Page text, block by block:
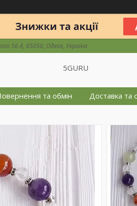
56 А, 65050, Одеса, Україна
5GURU
та обмін Доставка та